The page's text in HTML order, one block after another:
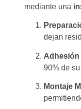
mediante una
dejan
Adhesión
90% de
Montaje